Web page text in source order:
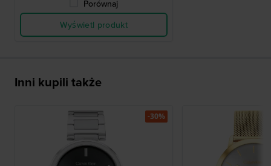
Porównaj
Wyświetl produkt
Inni kupili także
-30%